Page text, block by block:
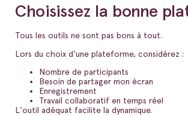
Choisissez la bonne
Tous les outils ne sont pas bons à tout.
Lors du choix d'une plateforme, considérez :
Nombre de participants
Besoin de partager mon écran
Enregistrement
Travail collaboratif en temps réel
L'outil adéquat facilite la dynamique.